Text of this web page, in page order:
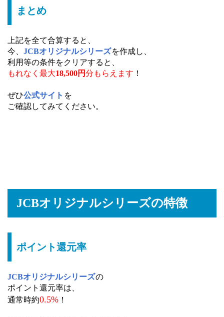
まとめ
上記を全て合算すると、
今、 JCBオリジナルシリーズを作成し、
利用等の条件をクリアすると、
もれなく最大18,500円分もらえます ！
ぜひ公式サイト を
ご確認してみてください。
JCBオリジナルシリーズの特徴
ポイント還元率
JCBオリジナルシリーズの
ポイント還元率は、
通常時約0.5% ！